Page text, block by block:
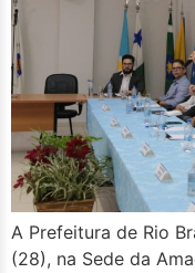
A Prefeitura de Rio
(28), na Sede da